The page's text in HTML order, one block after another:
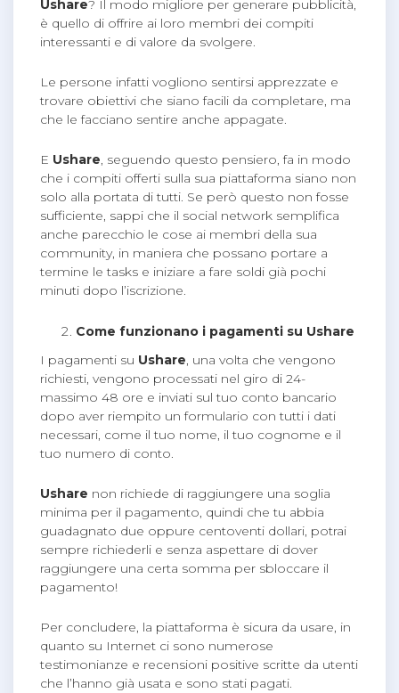
Ushare? Il modo migliore per generare pubblicità,
è quello di offrire ai loro membri dei compiti
interessanti e di valore da svolgere.
Le persone infatti vogliono sentirsi apprezzate e
trovare obiettivi che siano facili da completare, ma
che le facciano sentire anche appagate.
E Ushare, seguendo questo pensiero, fa in modo
che i compiti offerti sulla sua piattaforma siano non
solo alla portata di tutti. Se però questo non fosse
sufficiente, sappi che il social network semplifica
anche parecchio le cose ai membri della sua
community, in maniera che possano portare a
termine le tasks e iniziare a fare soldi già pochi
minuti dopo l’iscrizione.
Come funzionano i pagamenti su Ushare
I pagamenti su Ushare, una volta che vengono
richiesti, vengono processati nel giro di 24-
massimo 48 ore e inviati sul tuo conto bancario
dopo aver riempito un formulario con tutti i dati
necessari, come il tuo nome, il tuo cognome e il
tuo numero di conto.
Ushare non richiede di raggiungere una soglia
minima per il pagamento, quindi che tu abbia
guadagnato due oppure centoventi dollari, potrai
sempre richiederli e senza aspettare di dover
raggiungere una certa somma per sbloccare il
pagamento!
Per concludere, la piattaforma è sicura da usare, in
quanto su Internet ci sono numerose
testimonianze e recensioni positive scritte da utenti
che l’hanno già usata e sono stati pagati.